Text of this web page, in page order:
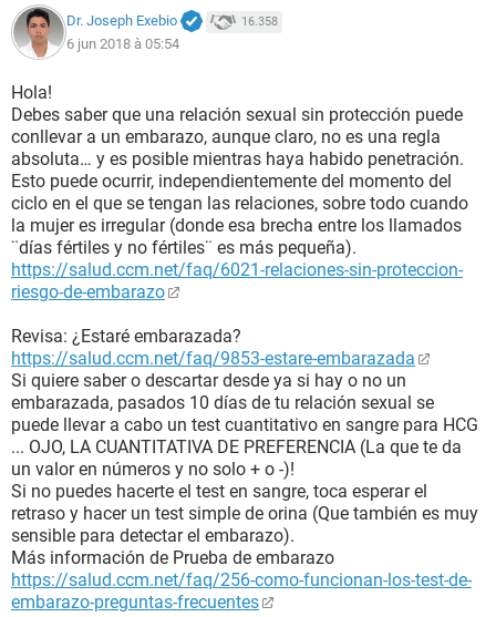
Dr. Joseph Exebio 16.358
6 jun 2018 à 05:54
Hola!
Debes saber que una relación sexual sin protección puede
conllevar a un embarazo, aunque claro, no es una regla
absoluta… y es posible mientras haya habido penetración.
Esto puede ocurrir, independientemente del momento del
ciclo en el que se tengan las relaciones, sobre todo cuando
la mujer es irregular (donde esa brecha entre los llamados
¨días fértiles y no fértiles¨ es más pequeña).
https://salud.ccm.net/faq/6021-relaciones-sin-proteccion-
riesgo-de-embarazo
Revisa: ¿Estaré embarazada?
https://salud.ccm.net/faq/9853-estare-embarazada
Si quiere saber o descartar desde ya si hay o no un
embarazada, pasados 10 días de tu relación sexual se
puede llevar a cabo un test cuantitativo en sangre para HCG
... OJO, LA CUANTITATIVA DE PREFERENCIA (La que te da
un valor en números y no solo + o -)!
Si no puedes hacerte el test en sangre, toca esperar el
retraso y hacer un test simple de orina (Que también es muy
sensible para detectar el embarazo).
Más información de Prueba de embarazo
https://salud.ccm.net/faq/256-como-funcionan-los-test-de-
embarazo-preguntas-frecuentes